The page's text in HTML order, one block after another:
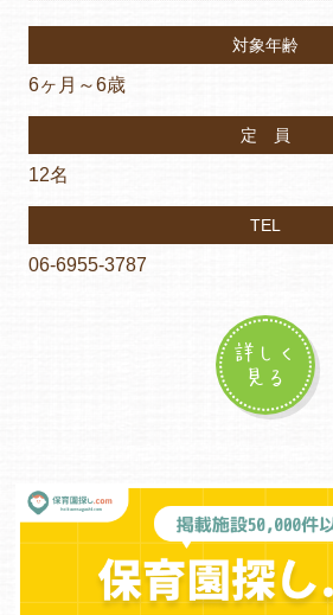
対象年齢
6ヶ月～6歳
定 員
12名
TEL
06-6955-3787
詳しく
見る